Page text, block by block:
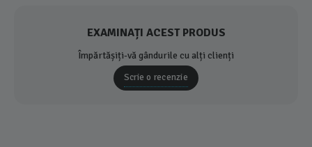
EXAMINAȚI ACEST PRODUS
Împărtășiți-vă gândurile cu alți clienți
Scrie o recenzie